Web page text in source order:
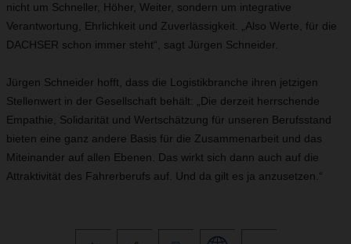
nicht um Schneller, Höher, Weiter, sondern um integrative
Verantwortung, Ehrlichkeit und Zuverlässigkeit. „Also Werte, für die
DACHSER schon immer steht“, sagt Jürgen Schneider.
Jürgen Schneider hofft, dass die Logistikbranche ihren jetzigen
Stellenwert in der Gesellschaft behält: „Die derzeit herrschende
Empathie, Solidarität und Wertschätzung für unseren Berufsstand
bieten eine ganz andere Basis für die Zusammenarbeit und das
Miteinander auf allen Ebenen. Das wirkt sich dann auch auf die
Attraktivität des Fahrerberufs auf. Und da gilt es ja anzusetzen.“